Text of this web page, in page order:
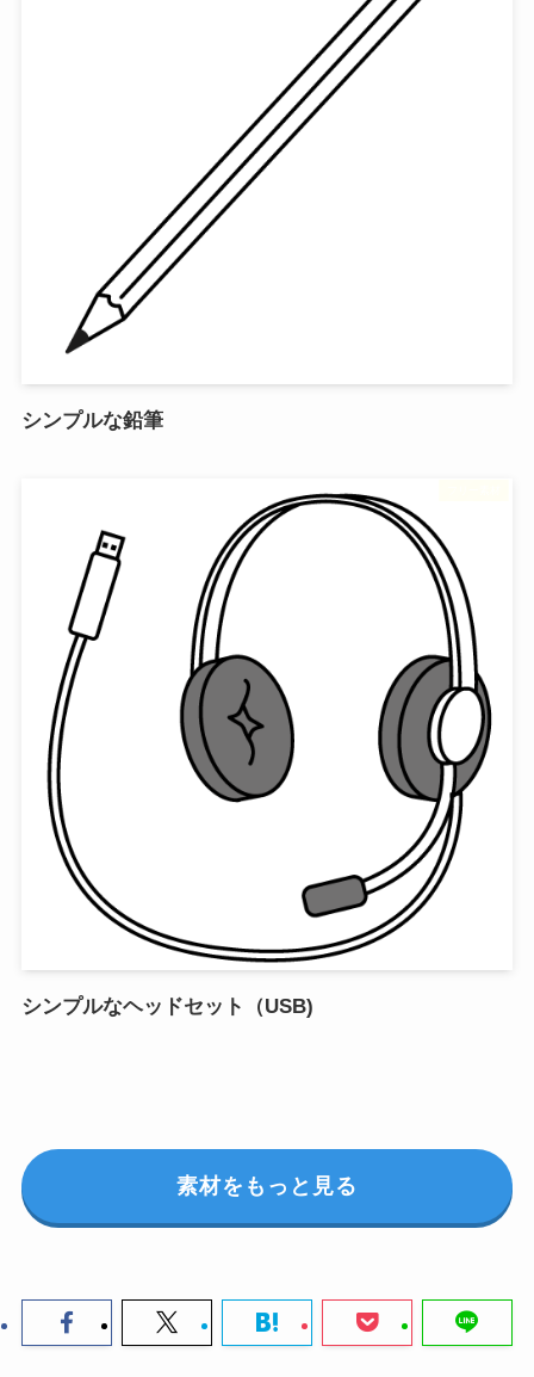
シンプルな鉛筆
シンプルなヘッドセット（USB)
素材をもっと見る